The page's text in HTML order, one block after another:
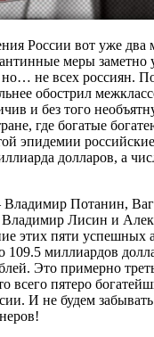
России вот уже два
меры заметно
не всех россиян.
обострил
и без того
где богатые
эпидемии
долларов, а
Владимир Потанин,
Лисин и
этих пяти успешных
109.5 миллиардов
Это примерно
всего пятеро
И не будем